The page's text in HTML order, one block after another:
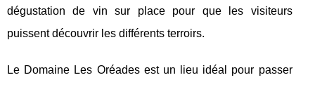
dégustation de vin sur place pour que les visiteurs
puissent découvrir les différents terroirs.
Le Domaine Les Oréades est un lieu idéal pour passer